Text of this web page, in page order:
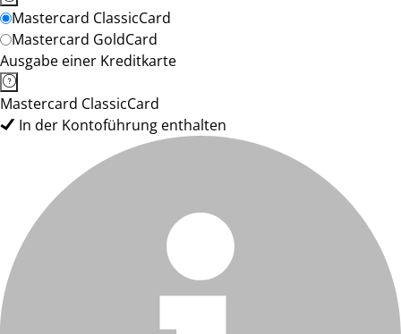
Mastercard ClassicCard
Mastercard GoldCard
Ausgabe einer Kreditkarte
Mastercard ClassicCard
In der Kontoführung enthalten